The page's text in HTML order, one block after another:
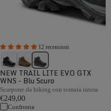
12 recensioni
NEW TRAIL LITE EVO GTX
WNS - Blu Scuro
Scarpone da hiking con tomaia intera
€249,00
Confronta